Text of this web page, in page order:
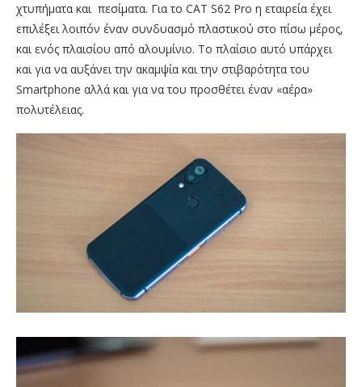
χτυπήματα και πεσίματα. Για το CAT S62 Pro η εταιρεία έχει
επιλέξει λοιπόν έναν συνδυασμό πλαστικού στο πίσω μέρος,
και ενός πλαισίου από αλουμίνιο. Το πλαίσιο αυτό υπάρχει
και για να αυξάνει την ακαμψία και την στιβαρότητα του
Smartphone αλλά και για να του προσθέτει έναν «αέρα»
πολυτέλειας.